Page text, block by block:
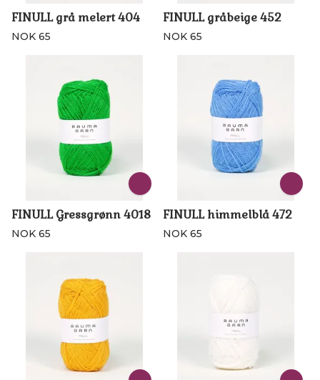
FINULL grå melert 404
NOK 65
FINULL gråbeige 452
NOK 65
FINULL Gressgrønn 4018
NOK 65
FINULL himmelblå 472
NOK 65